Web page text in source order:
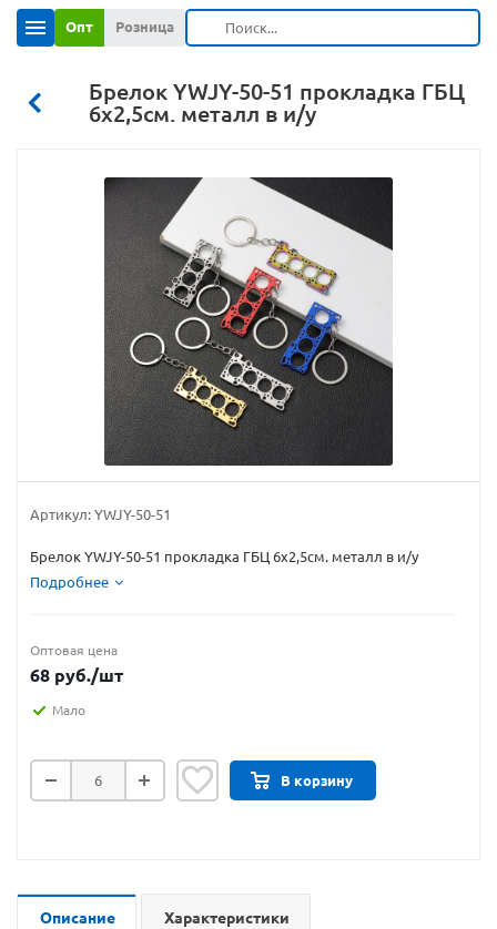
Опт Розница
Брелок YWJY-50-51 прокладка ГБЦ
6х2,5см. металл в и/у
Артикул: YWJY-50-51
Брелок YWJY-50-51 прокладка ГБЦ 6х2,5см. металл в и/у
Подробнее
Оптовая цена
68 руб./шт
Мало
В корзину
Описание Характеристики